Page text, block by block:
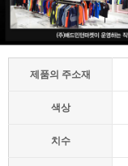
제품의 주소재
색상
치수